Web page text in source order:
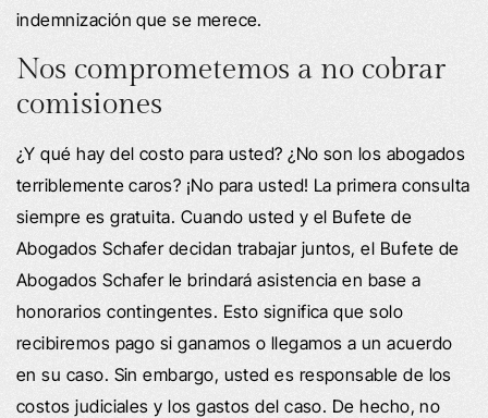
indemnización que se merece.
Nos comprometemos a no cobrar
comisiones
¿Y qué hay del costo para usted? ¿No son los abogados
terriblemente caros? ¡No para usted! La primera consulta
siempre es gratuita. Cuando usted y el Bufete de
Abogados Schafer decidan trabajar juntos, el Bufete de
Abogados Schafer le brindará asistencia en base a
honorarios contingentes. Esto significa que solo
recibiremos pago si ganamos o llegamos a un acuerdo
en su caso. Sin embargo, usted es responsable de los
costos judiciales y los gastos del caso. De hecho, no